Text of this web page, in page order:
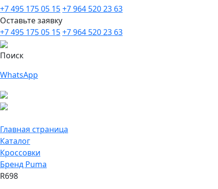
+7 495 175 05 15+7 964 520 23 63
Оставьте заявку
+7 495 175 05 15+7 964 520 23 63
Поиск
WhatsApp
Главная страница
Каталог
Кроссовки
Бренд Puma
R698